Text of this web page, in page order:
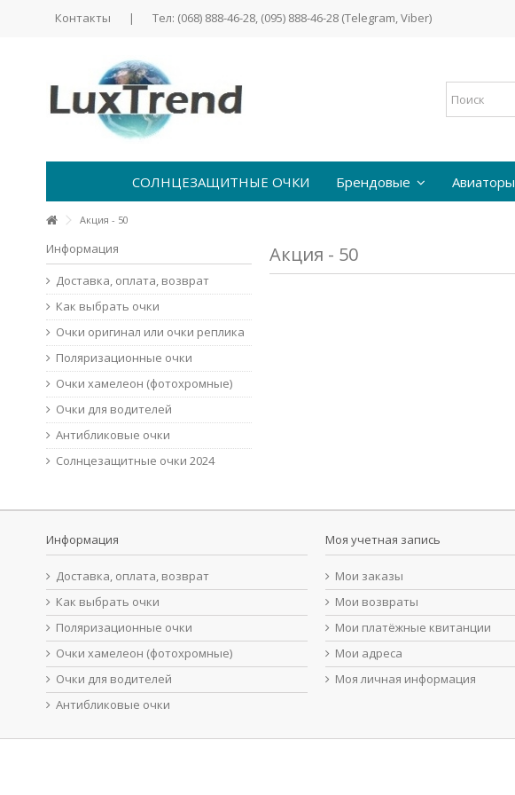
Контакты | Тел: (068) 888-46-28, (095) 888-46-28 (Telegram, Viber)
СОЛНЦЕЗАЩИТНЫЕ ОЧКИ Брендовые Авиаторы
Акция - 50
Акция - 50
Информация
Доставка, оплата, возврат
Как выбрать очки
Очки оригинал или очки реплика
Поляризационные очки
Очки хамелеон (фотохромные)
Очки для водителей
Антибликовые очки
Солнцезащитные очки 2024
Информация
Доставка, оплата, возврат
Как выбрать очки
Поляризационные очки
Очки хамелеон (фотохромные)
Очки для водителей
Антибликовые очки
Моя учетная запись
Мои заказы
Мои возвраты
Мои платёжные квитанции
Мои адреса
Моя личная информация